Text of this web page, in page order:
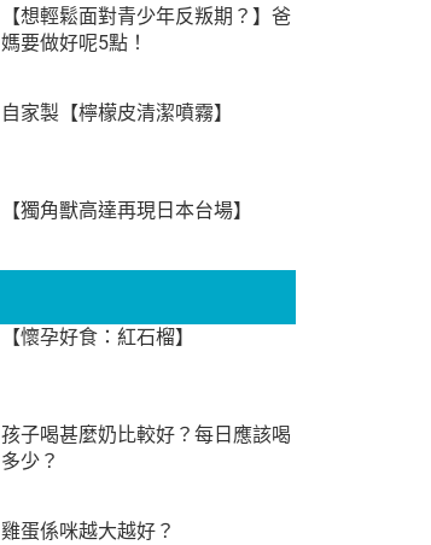
【想輕鬆面對青少年反叛期？】爸
媽要做好呢5點！
自家製【檸檬皮清潔噴霧】
【獨角獸高達再現日本台場】
【懷孕好食：紅石榴】
孩子喝甚麼奶比較好？每日應該喝
多少？
雞蛋係咪越大越好？